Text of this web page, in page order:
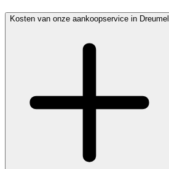
Kosten van onze aankoopservice in Dreumel